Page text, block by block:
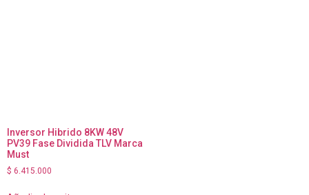
Inversor Hibrido 8KW 48V
PV39 Fase Dividida TLV Marca
Must
$ 6.415.000